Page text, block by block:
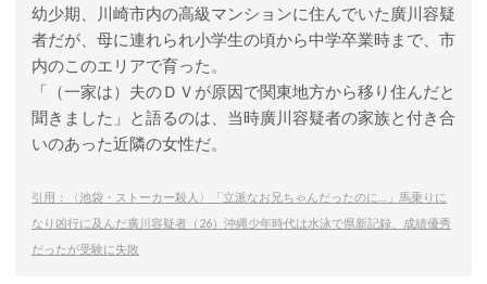
幼少期、川崎市内の高級マンションに住んでいた廣川容疑
者だが、母に連れられ小学生の頃から中学卒業時まで、市
内のこのエリアで育った。
「（一家は）夫のＤＶが原因で関東地方から移り住んだと
聞きました」と語るのは、当時廣川容疑者の家族と付き合
いのあった近隣の女性だ。
引用：〈池袋・ストーカー殺人〉「立派なお兄ちゃんだったのに…」馬乗りに
なり凶行に及んだ廣川容疑者（26）沖縄少年時代は水泳で県新記録、成績優秀
だったが受験に失敗